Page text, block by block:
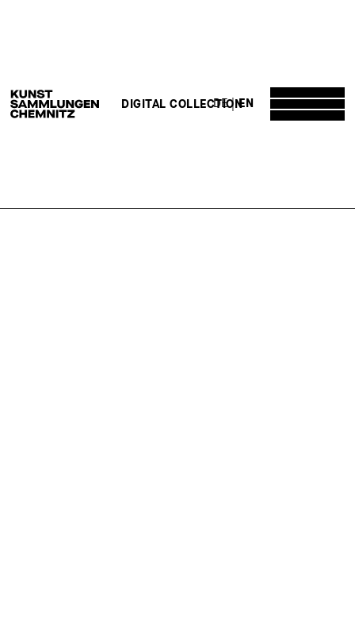
DE EN
DIGITAL COLLECTION